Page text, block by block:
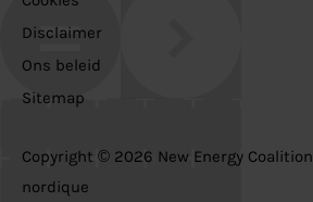
Copyright © 2026 New Energy Coalition
nordique
Disclaimer
Ons beleid
Sitemap